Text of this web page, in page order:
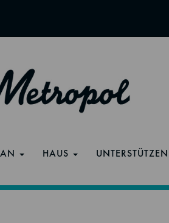
HAUS UNTERSTÜTZEN